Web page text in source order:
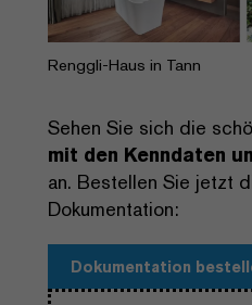
Renggli-Haus in Tann
Sehen Sie sich die
mit den Kenndaten
an. Bestellen Sie jetzt
Dokumentation:
Dokumentation